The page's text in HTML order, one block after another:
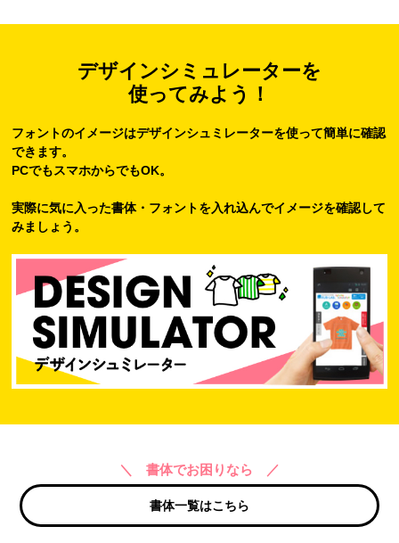
デザインシミュレーターを
使ってみよう！
フォントのイメージはデザインシュミレーターを使って簡単に確認
できます。
PCでもスマホからでもOK。
実際に気に入った書体・フォントを入れ込んでイメージを確認して
みましょう。
＼ 書体でお困りなら ／
書体一覧はこちら